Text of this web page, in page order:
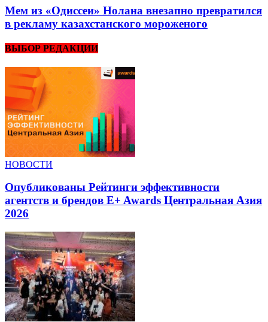
Мем из «Одиссеи» Нолана внезапно превратился
в рекламу казахстанского мороженого
ВЫБОР РЕДАКЦИИ
НОВОСТИ
Опубликованы Рейтинги эффективности
агентств и брендов E+ Awards Центральная Азия
2026